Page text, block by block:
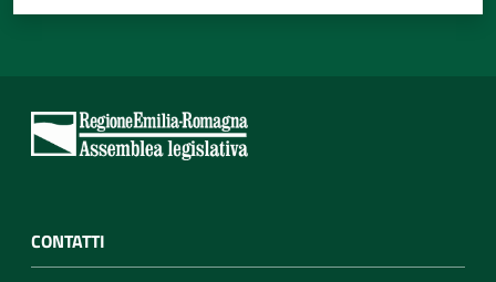
CONTATTI